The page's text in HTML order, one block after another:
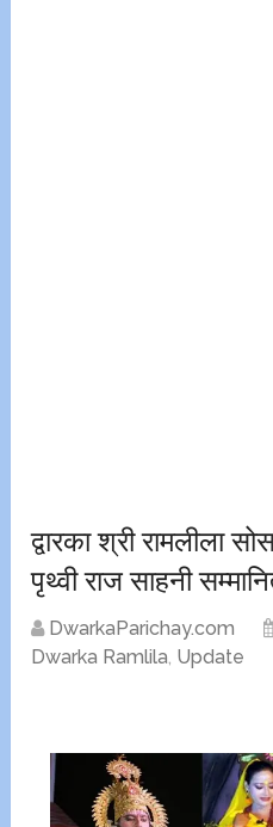
द्वारका श्री रामलीला
पृथ्वी राज साहनी
DwarkaParichay.com
Dwarka Ramlila, Update